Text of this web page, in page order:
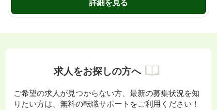
求人をお探しの方へ
ご希望の求人が見つからない方、最新の募集状況を知
りたい方は、無料の転職サポートをご利用ください！